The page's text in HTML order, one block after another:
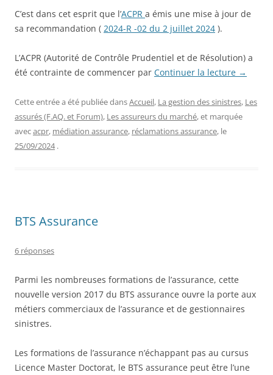
C’est dans cet esprit que l’ACPR a émis une mise à jour de
sa recommandation ( 2024-R -02 du 2 juillet 2024 ).
L’ACPR (Autorité de Contrôle Prudentiel et de Résolution) a
été contrainte de commencer par Continuer la lecture →
Cette entrée a été publiée dansAccueil, La gestion des sinistres, Les
assurés (F.AQ. et Forum), Les assureurs du marché, et marquée
avecacpr, médiation assurance, réclamations assurance, le
25/09/2024 .
BTS Assurance
6 réponses
Parmi les nombreuses formations de l’assurance, cette
nouvelle version 2017 du BTS assurance ouvre la porte aux
métiers commerciaux de l’assurance et de gestionnaires
sinistres.
Les formations de l’assurance n’échappant pas au cursus
Licence Master Doctorat, le BTS assurance peut être l’une